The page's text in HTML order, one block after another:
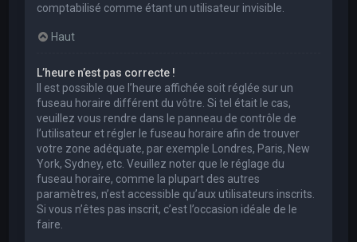
comptabilisé comme étant un utilisateur invisible.
Haut
L’heure n’est pas correcte !
Il est possible que l’heure affichée soit réglée sur un
fuseau horaire différent du vôtre. Si tel était le cas,
veuillez vous rendre dans le panneau de contrôle de
l’utilisateur et régler le fuseau horaire afin de trouver
votre zone adéquate, par exemple Londres, Paris, New
York, Sydney, etc. Veuillez noter que le réglage du
fuseau horaire, comme la plupart des autres
paramètres, n’est accessible qu’aux utilisateurs inscrits.
Si vous n’êtes pas inscrit, c’est l’occasion idéale de le
faire.